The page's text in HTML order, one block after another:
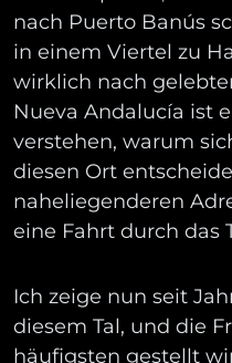
nach Puerto Banús
in einem Viertel zu
wirklich nach
Nueva Andalucía ist
verstehen, warum
diesen Ort
naheliegenderen
eine Fahrt durch das
Ich zeige nun seit
diesem Tal, und die
häufigsten gestellt